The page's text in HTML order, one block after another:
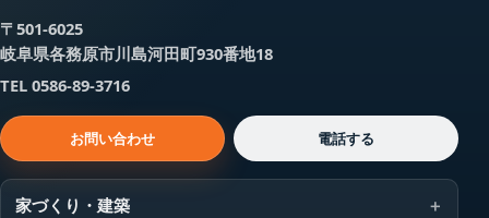
〒501-6025
岐阜県各務原市川島河田町930番地18
TEL 0586-89-3716
お問い合わせ 電話する
家づくり・建築